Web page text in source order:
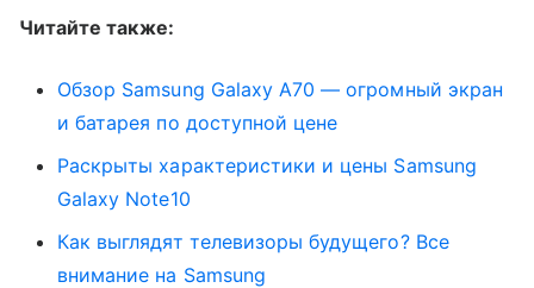
Читайте также:
Обзор Samsung Galaxy A70 — огромный экран
и батарея по доступной цене
Раскрыты характеристики и цены Samsung
Galaxy Note10
Как выглядят телевизоры будущего? Все
внимание на Samsung